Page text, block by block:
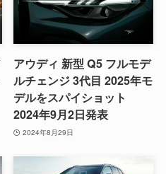
アウディ 新型 Q5 フルモデ
ルチェンジ 3代目 2025年モ
デルをスパイショット
2024年9月2日発表
2024年8月29日